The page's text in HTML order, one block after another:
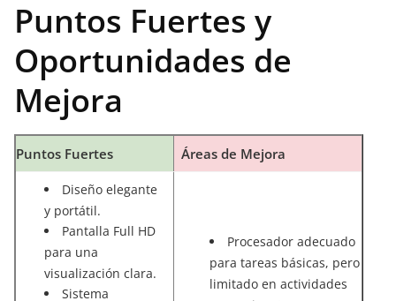
Puntos Fuertes y
Oportunidades de
Mejora
Puntos Fuertes Áreas de Mejora
Diseño elegante
y portátil.
Pantalla Full HD
para una
visualización clara.
Sistema
Procesador adecuado
para tareas básicas, pero
limitado en actividades